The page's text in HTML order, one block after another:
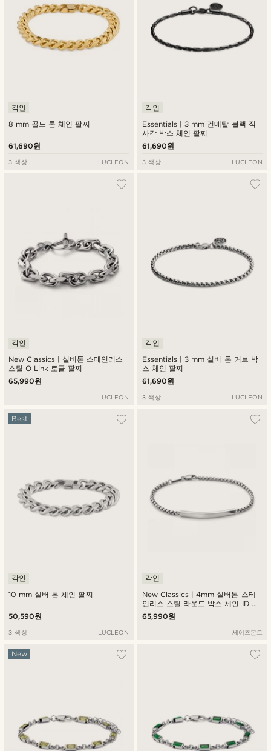
8 mm 골드 톤 체인 팔찌
각인
61,690원
3 색상 LUCLEON
Essentials | 3 mm 건메탈 블랙 직
사각 박스 체인 팔찌
각인
61,690원
3 색상 LUCLEON
New Classics | 실버톤 스테인리스
스틸 O‑Link 토글 팔찌
각인
65,990원
LUCLEON
Essentials | 3 mm 실버 톤 커브 박
스 체인 팔찌
각인
61,690원
3 색상 LUCLEON
10 mm 실버 톤 체인 팔찌
Best
각인
50,590원
3 색상 LUCLEON
New Classics | 4mm 실버톤 스테
인리스 스틸 라운드 박스 체인 ID 팔
찌
각인
65,990원
세이즈몬트
New